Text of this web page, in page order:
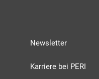
Newsletter
Karriere bei PERI